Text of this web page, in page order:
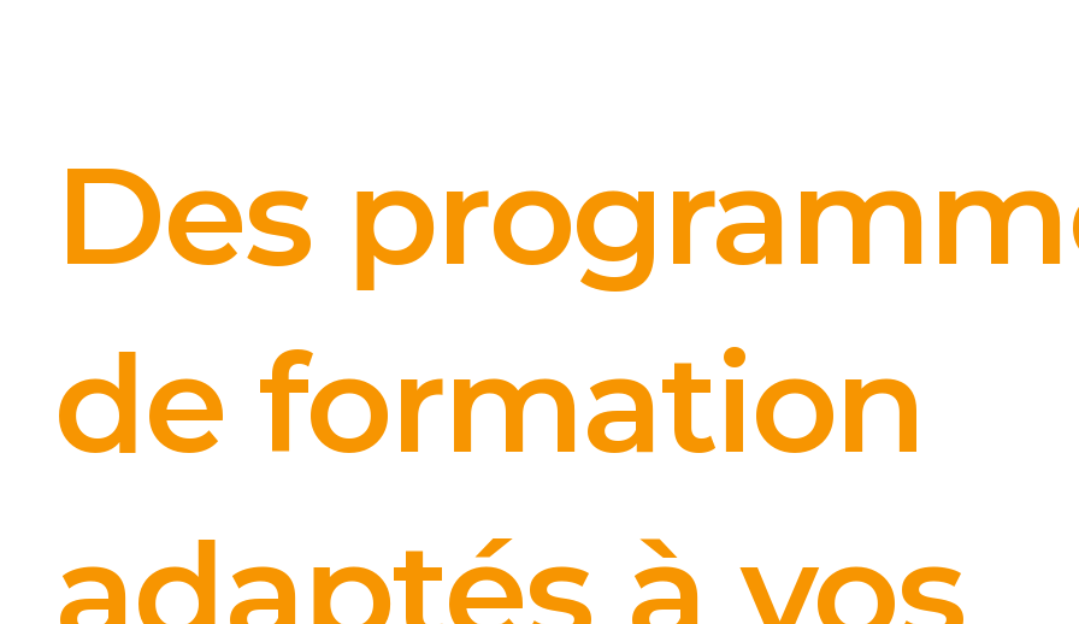
Des
de formation
adaptés à vos